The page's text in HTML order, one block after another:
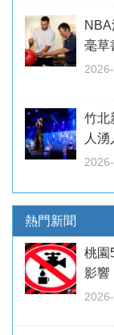
毫草
竹北
人湧
熱門新聞
桃園
影響